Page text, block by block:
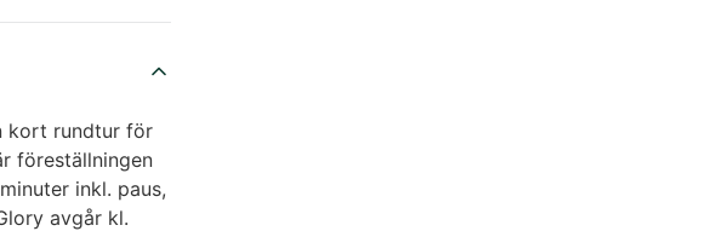
kort rundtur för
föreställningen
inkl. paus,
avgår kl.